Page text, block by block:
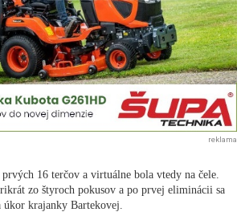
reklama
16 terčov a virtuálne bola vtedy na čele.
zo štyroch pokusov a po prvej eliminácii sa
krajanky Bartekovej.